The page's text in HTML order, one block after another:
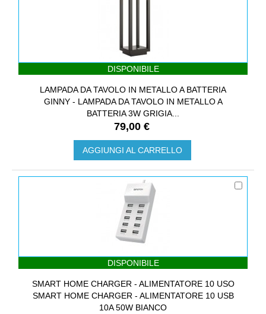
DISPONIBILE
LAMPADA DA TAVOLO IN METALLO A BATTERIA
GINNY - LAMPADA DA TAVOLO IN METALLO A
BATTERIA 3W GRIGIA...
79,00 €
AGGIUNGI AL CARRELLO
DISPONIBILE
SMART HOME CHARGER - ALIMENTATORE 10 USO
SMART HOME CHARGER - ALIMENTATORE 10 USB
10A 50W BIANCO